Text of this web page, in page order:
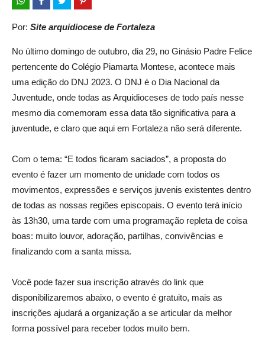
Por: Site arquidiocese de Fortaleza
No último domingo de outubro, dia 29, no Ginásio Padre Felice
pertencente do Colégio Piamarta Montese, acontece mais
uma edição do DNJ 2023. O DNJ é o Dia Nacional da
Juventude, onde todas as Arquidioceses de todo país nesse
mesmo dia comemoram essa data tão significativa para a
juventude, e claro que aqui em Fortaleza não será diferente.
Com o tema: “E todos ficaram saciados”, a proposta do
evento é fazer um momento de unidade com todos os
movimentos, expressões e serviços juvenis existentes dentro
de todas as nossas regiões episcopais. O evento terá início
às 13h30, uma tarde com uma programação repleta de coisa
boas: muito louvor, adoração, partilhas, convivências e
finalizando com a santa missa.
Você pode fazer sua inscrição através do link que
disponibilizaremos abaixo, o evento é gratuito, mais as
inscrições ajudará a organização a se articular da melhor
forma possível para receber todos muito bem.